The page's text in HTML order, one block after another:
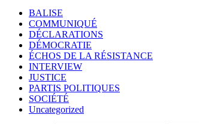
BALISE
COMMUNIQUÉ
DÉCLARATIONS
DÉMOCRATIE
ÉCHOS DE LA RÉSISTANCE
INTERVIEW
JUSTICE
PARTIS POLITIQUES
SOCIÉTÉ
Uncategorized